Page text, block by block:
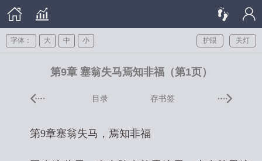
关灯
护眼
字体： 大 中 小
第9章 塞翁失马焉知非福（第1页）
目录 存书签
第9章塞翁失马，焉知非福